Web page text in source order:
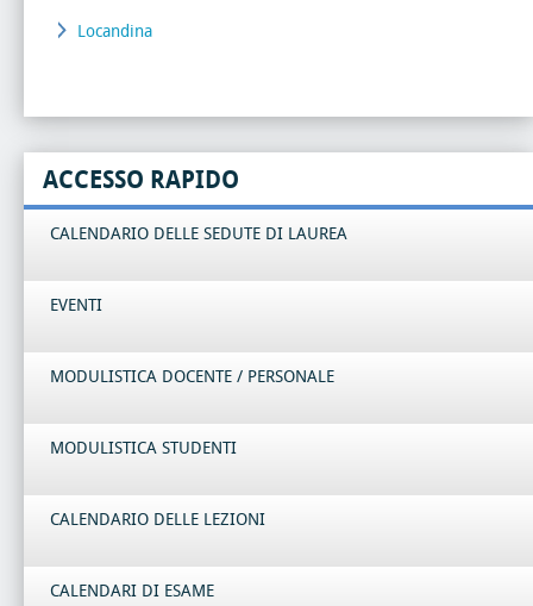
Locandina
ACCESSO RAPIDO
CALENDARIO DELLE SEDUTE DI LAUREA
EVENTI
MODULISTICA DOCENTE / PERSONALE
MODULISTICA STUDENTI
CALENDARIO DELLE LEZIONI
CALENDARI DI ESAME